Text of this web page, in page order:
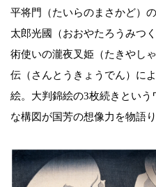
平将門（たいらのまさかど）
太郎光國（おおやたろうみつ
術使いの瀧夜叉姫（たきやし
伝（さんとうきょうでん）に
絵。大判錦絵の3枚続きとい
な構図が国芳の想像力を物語り